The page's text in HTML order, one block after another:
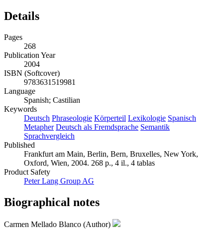
Details
Pages
268
Publication Year
2004
ISBN (Softcover)
9783631519981
Language
Spanish; Castilian
Keywords
Deutsch Phraseologie Körperteil Lexikologie Spanisch
Metapher Deutsch als Fremdsprache Semantik
Sprachvergleich
Published
Frankfurt am Main, Berlin, Bern, Bruxelles, New York,
Oxford, Wien, 2004. 268 p., 4 il., 4 tablas
Product Safety
Peter Lang Group AG
Biographical notes
Carmen Mellado Blanco (Author)